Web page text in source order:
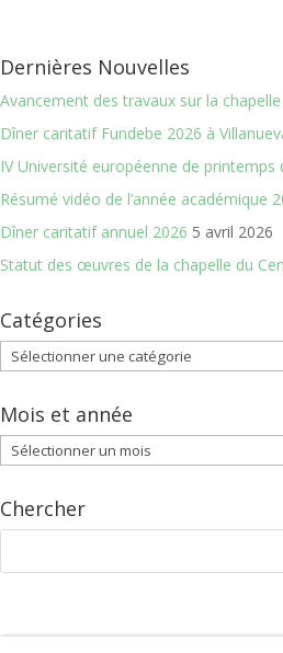
Dernières Nouvelles
Avancement des travaux sur la chapelle
Dîner caritatif Fundebe 2026 à
IV Université européenne de printemps
Résumé vidéo de l’année académique
Dîner caritatif annuel 2026 5 avril 2026
Statut des œuvres de la chapelle du
Catégories
Catégories
Mois et année
Mois
et
année
Chercher